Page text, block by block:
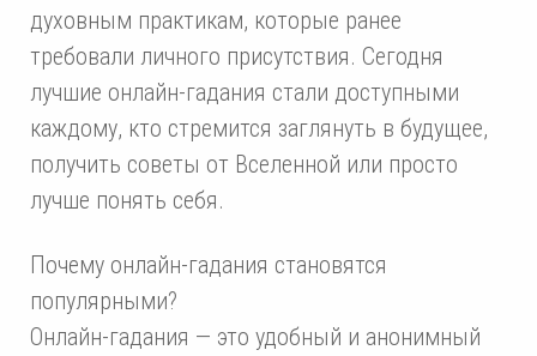
духовным практикам, которые ранее
требовали личного присутствия. Сегодня
лучшие онлайн-гадания стали доступными
каждому, кто стремится заглянуть в будущее,
получить советы от Вселенной или просто
лучше понять себя.
Почему онлайн-гадания становятся
популярными?
Онлайн-гадания — это удобный и анонимный